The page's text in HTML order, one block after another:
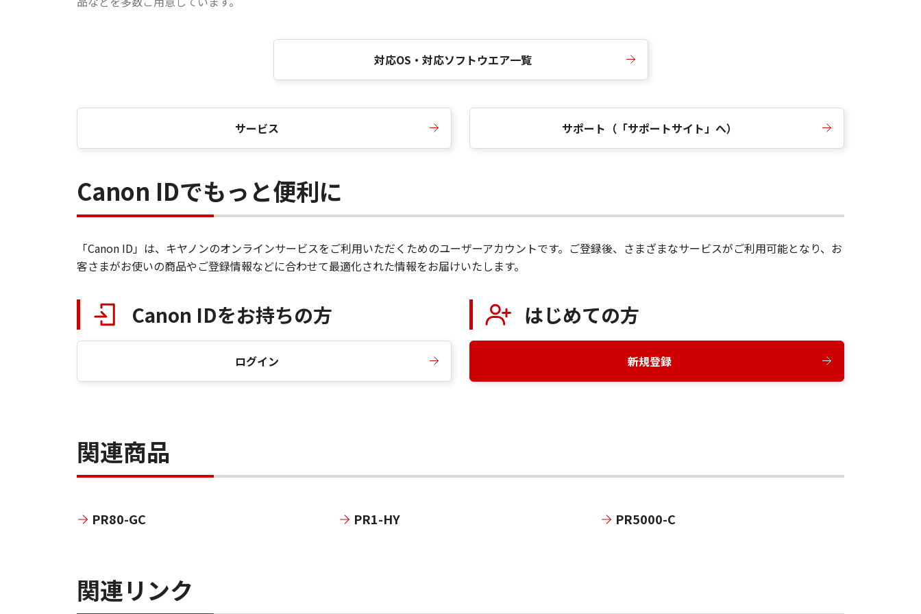
対応OS・対応ソフトウエア一覧
サービス サポート（「サポートサイト」へ）
Canon IDでもっと便利に
「Canon ID」は、キヤノンのオンラインサービスをご利用いただくためのユーザーアカウントです。ご登録後、さまざまなサービスがご利用可能となり、お
客さまがお使いの商品やご登録情報などに合わせて最適化された情報をお届けいたします。
Canon IDをお持ちの方
ログイン
はじめての方
新規登録
関連商品
PR80-GC PR1-HY PR5000-C
関連リンク